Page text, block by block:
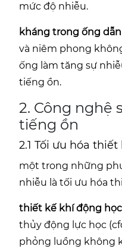
mức độ nhiễu.
kháng trong ống
và niêm phong
ống làm tăng sự
tiếng ồn.
2. Công nghệ
tiếng ồn
2.1 Tối ưu hóa
một trong những
nhiễu là tối ưu hóa
thiết kế khí động
thủy động lực học
phỏng luồng không